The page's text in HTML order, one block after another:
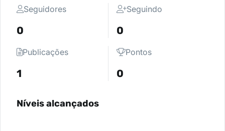
Seguidores
0
Seguindo
0
Publicações
1
Pontos
0
Níveis alcançados